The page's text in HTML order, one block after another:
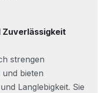
Zuverlässigkeit
strengen
bieten
Langlebigkeit. Sie